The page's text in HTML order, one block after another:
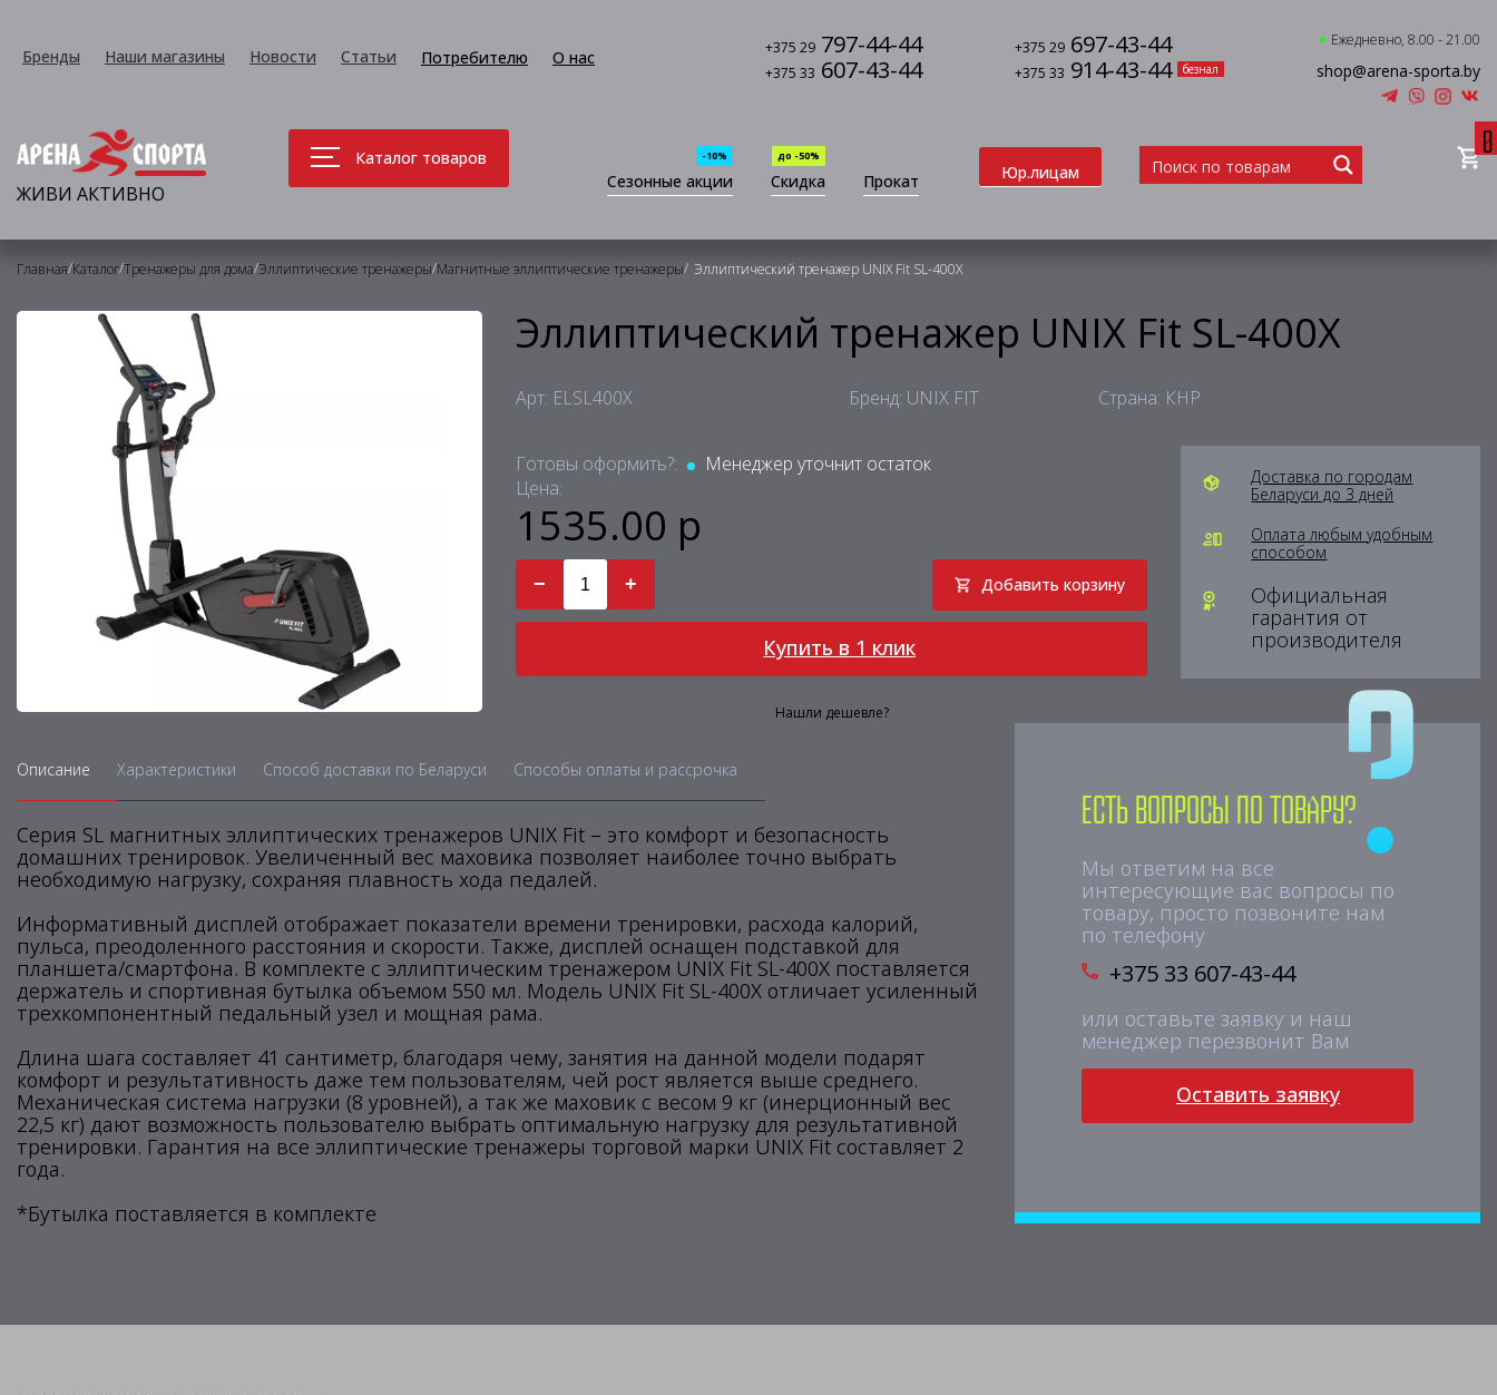
Бренды Наши магазины Новости Статьи Потребителю О нас +375 29 797-44-44 +375 29 697-43-44
+375 33 607-43-44 +375 33 914-43-44 безнал
Ежедневно, 8.00 - 21.00
shop@arena-sporta.by
ЖИВИ АКТИВНО
Каталог товаров
Сезонные акции
-10%
Скидка
до -50%
Прокат Юр.лицам
0
Главная/Каталог/Тренажеры для дома/Эллиптические тренажеры/Магнитные эллиптические тренажеры/ Эллиптический тренажер UNIX Fit SL-400X
Эллиптический тренажер UNIX Fit SL-400X
Арт: ELSL400X Бренд: UNIX FIT Страна: КНР
Готовы оформить?:
Менеджер уточнит остаток
Цена:
1535.00 р
− + Добавить корзину
Купить в 1 клик
Нашли дешевле?
Доставка по городам
Беларуси до 3 дней
Оплата любым удобным
способом
Официальная
гарантия от
производителя
Описание Характеристики Способ доставки по Беларуси Способы оплаты и рассрочка
Серия SL магнитных эллиптических тренажеров UNIX Fit – это комфорт и безопасность
домашних тренировок. Увеличенный вес маховика позволяет наиболее точно выбрать
необходимую нагрузку, сохраняя плавность хода педалей.
Информативный дисплей отображает показатели времени тренировки, расхода калорий,
пульса, преодоленного расстояния и скорости. Также, дисплей оснащен подставкой для
планшета/смартфона. В комплекте с эллиптическим тренажером UNIX Fit SL-400X поставляется
держатель и спортивная бутылка объемом 550 мл. Moдель UNIX Fit SL-400X отличает усиленный
трехкомпонентный педальный узел и мощная рама.
Длина шага составляет 41 сантиметр, благодаря чему, занятия на данной модели подарят
комфорт и результативность даже тем пользователям, чей рост является выше среднего.
Механическая система нагрузки (8 уровней), а так же маховик с весом 9 кг (инерционный вес
22,5 кг) дают возможность пользователю выбрать оптимальную нагрузку для результативной
тренировки. Гарантия на все эллиптические тренажеры торговой марки UNIX Fit составляет 2
года.
*Бутылка поставляется в комплекте
Есть вопросы по товару?
Мы ответим на все
интересующие вас вопросы по
товару, просто позвоните нам
по телефону
+375 33 607-43-44
или оставьте заявку и наш
менеджер перезвонит Вам
Оставить заявку